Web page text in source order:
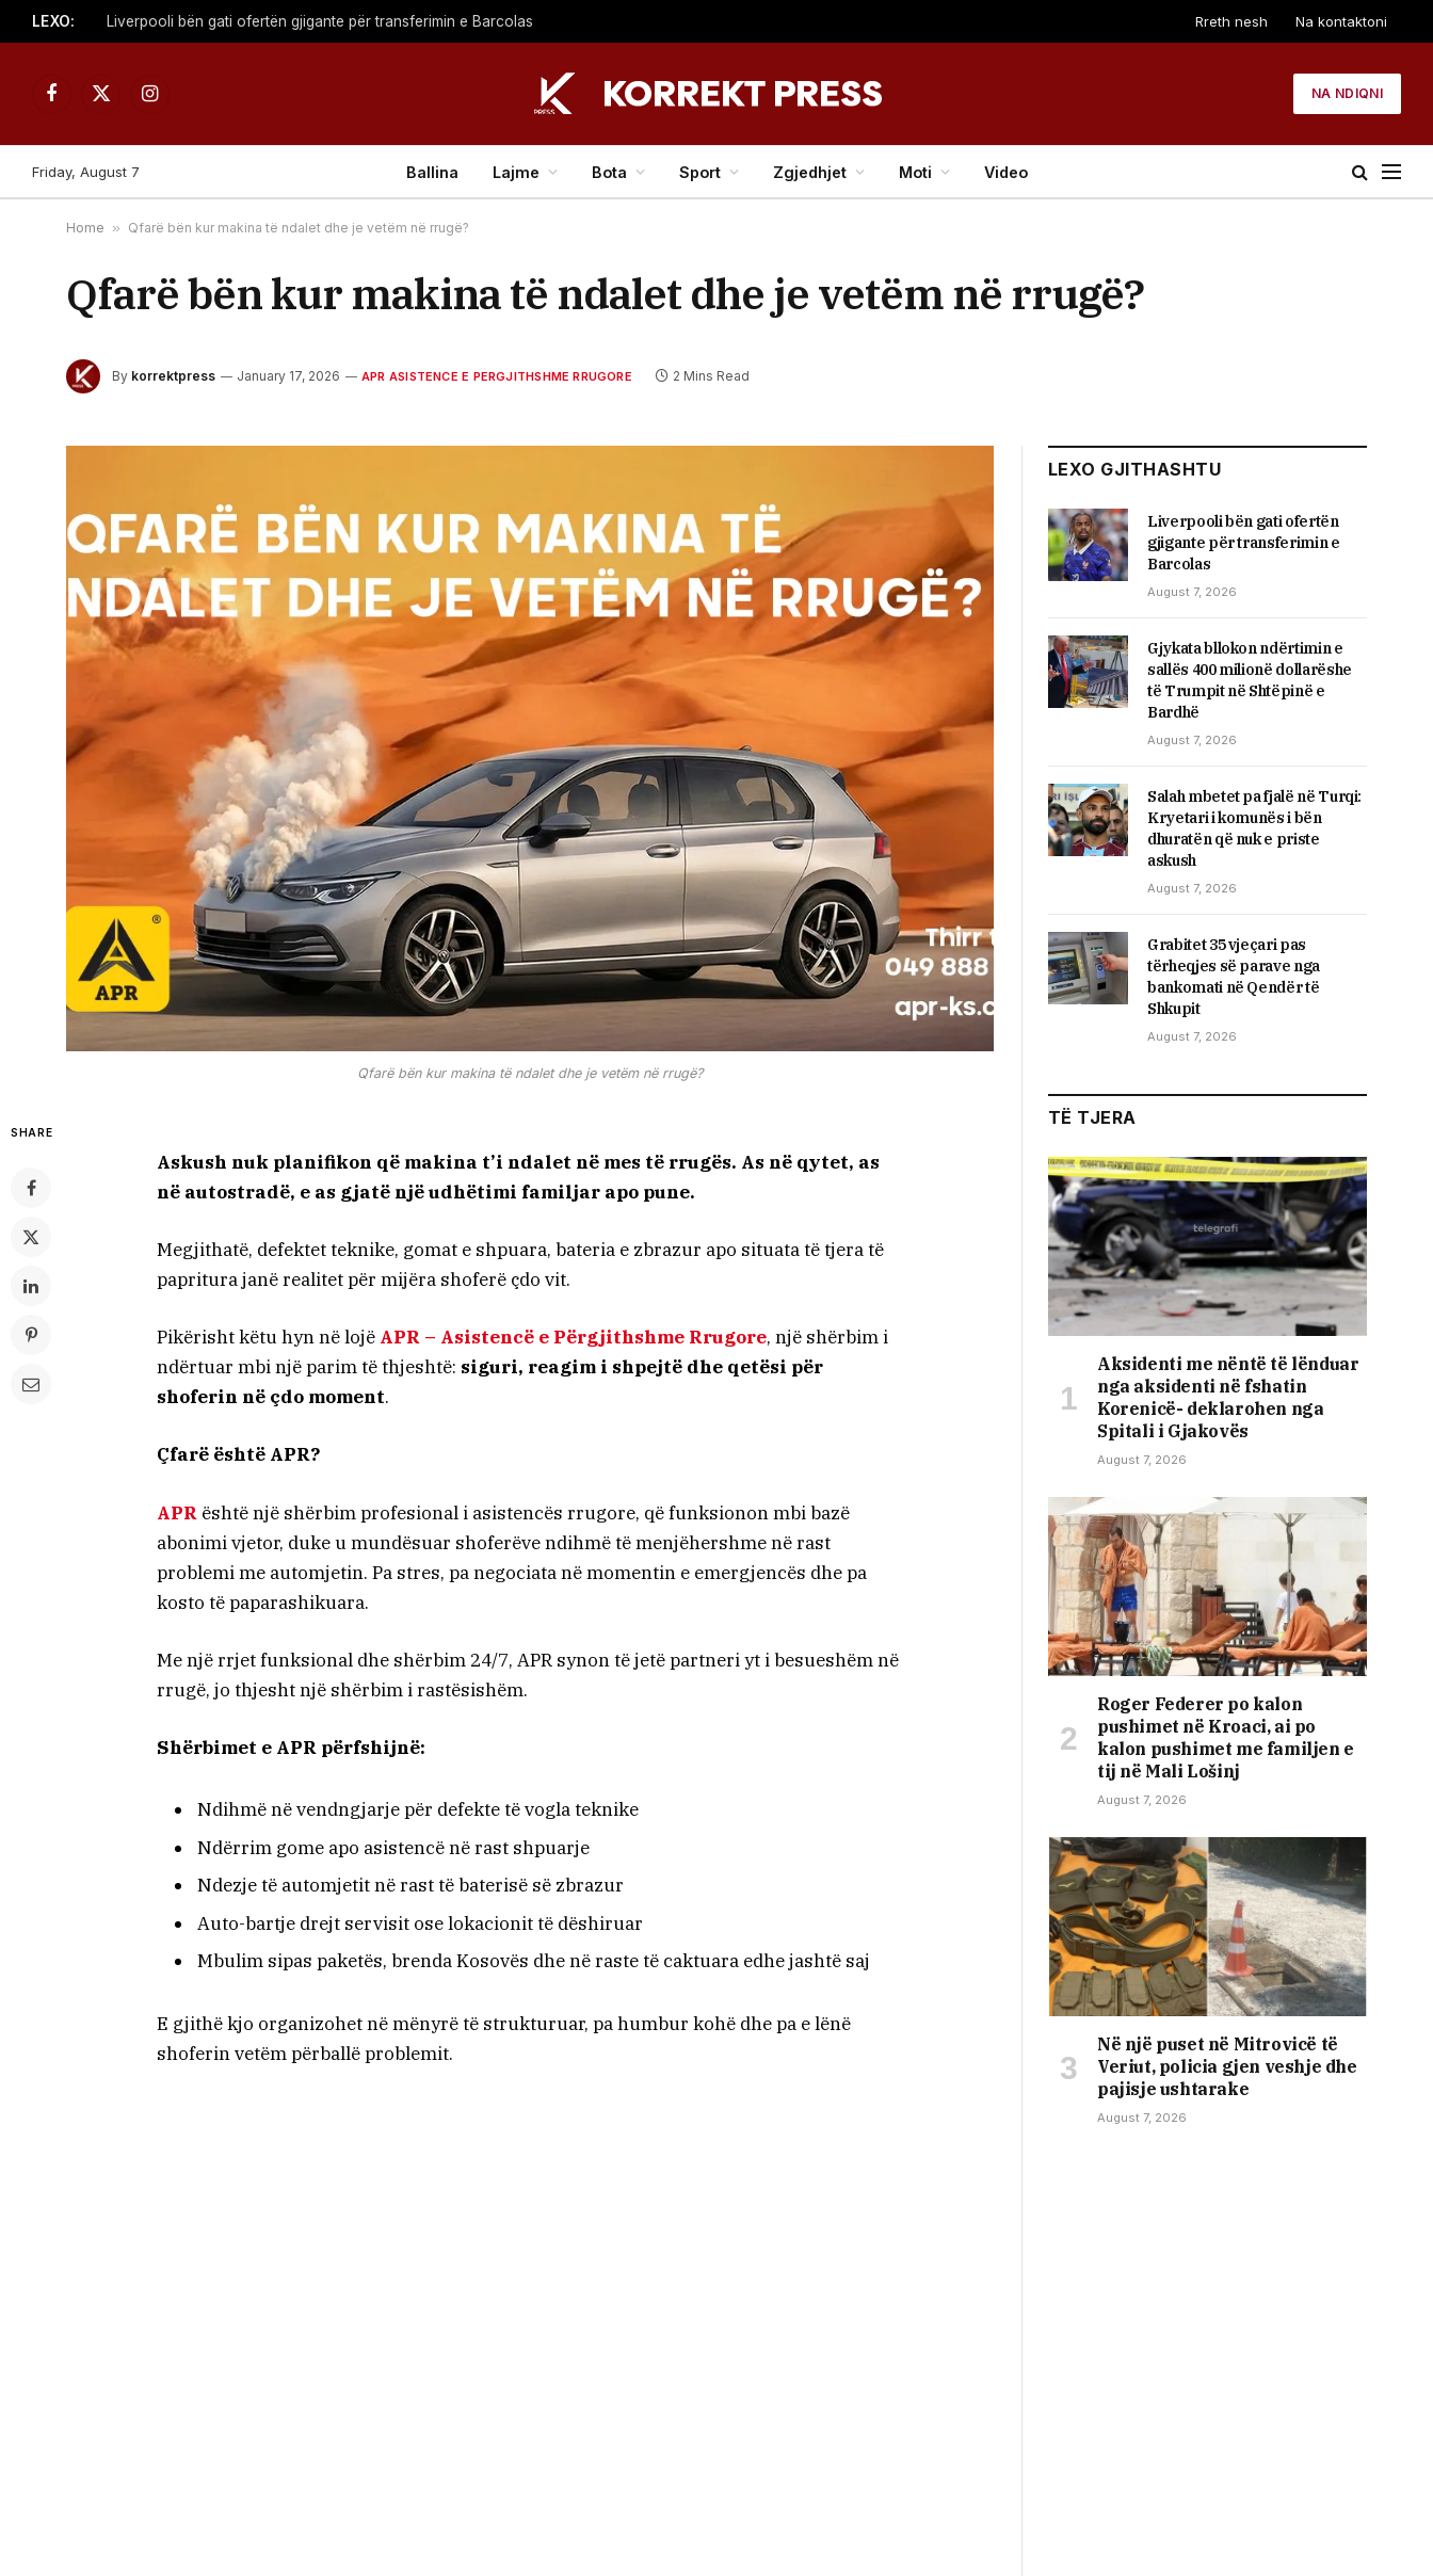
LEXO: Liverpooli bën gati ofertën gjigante për transferimin e Barcolas Rreth nesh Na kontaktoni
Facebook
X
Instagram
NA NDIQNI
Friday, August 7 Ballina Lajme Bota Sport Zgjedhjet Moti Video
Home » Qfarë bën kur makina të ndalet dhe je vetëm në rrugë?
Qfarë bën kur makina të ndalet dhe je vetëm në rrugë?
By korrektpress January 17, 2026 APR ASISTENCE E PERGJITHSHME RRUGORE 2 Mins Read
Qfarë bën kur makina të ndalet dhe je vetëm në rrugë?
SHARE
Askush nuk planifikon që makina t’i ndalet në mes të rrugës. As në qytet, as
në autostradë, e as gjatë një udhëtimi familjar apo pune.
Megjithatë, defektet teknike, gomat e shpuara, bateria e zbrazur apo situata të tjera të
papritura janë realitet për mijëra shoferë çdo vit.
Pikërisht këtu hyn në lojë APR – Asistencë e Përgjithshme Rrugore, një shërbim i
ndërtuar mbi një parim të thjeshtë: siguri, reagim i shpejtë dhe qetësi për
shoferin në çdo moment.
Çfarë është APR?
APR është një shërbim profesional i asistencës rrugore, që funksionon mbi bazë
abonimi vjetor, duke u mundësuar shoferëve ndihmë të menjëhershme në rast
problemi me automjetin. Pa stres, pa negociata në momentin e emergjencës dhe pa
kosto të paparashikuara.
Me një rrjet funksional dhe shërbim 24/7, APR synon të jetë partneri yt i besueshëm në
rrugë, jo thjesht një shërbim i rastësishëm.
Shërbimet e APR përfshijnë:
Ndihmë në vendngjarje për defekte të vogla teknike
Ndërrim gome apo asistencë në rast shpuarje
Ndezje të automjetit në rast të baterisë së zbrazur
Auto-bartje drejt servisit ose lokacionit të dëshiruar
Mbulim sipas paketës, brenda Kosovës dhe në raste të caktuara edhe jashtë saj
E gjithë kjo organizohet në mënyrë të strukturuar, pa humbur kohë dhe pa e lënë
shoferin vetëm përballë problemit.
LEXO GJITHASHTU
Liverpooli bën gati ofertën
gjigante për transferimin e
Barcolas
August 7, 2026
Gjykata bllokon ndërtimin e
sallës 400 milionë dollarëshe
të Trumpit në Shtëpinë e
Bardhë
August 7, 2026
Salah mbetet pa fjalë në Turqi:
Kryetari i komunës i bën
dhuratën që nuk e priste
askush
August 7, 2026
Grabitet 35 vjeçari pas
tërheqjes së parave nga
bankomati në Qendër të
Shkupit
August 7, 2026
TË TJERA
Aksidenti me nëntë të lënduar
nga aksidenti në fshatin
Korenicë- deklarohen nga
Spitali i Gjakovës
August 7, 2026
Roger Federer po kalon
pushimet në Kroaci, ai po
kalon pushimet me familjen e
tij në Mali Lošinj
August 7, 2026
Në një puset në Mitrovicë të
Veriut, policia gjen veshje dhe
pajisje ushtarake
August 7, 2026